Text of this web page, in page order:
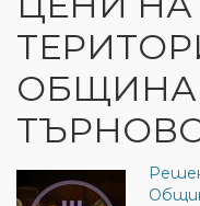
ОБЩИНА